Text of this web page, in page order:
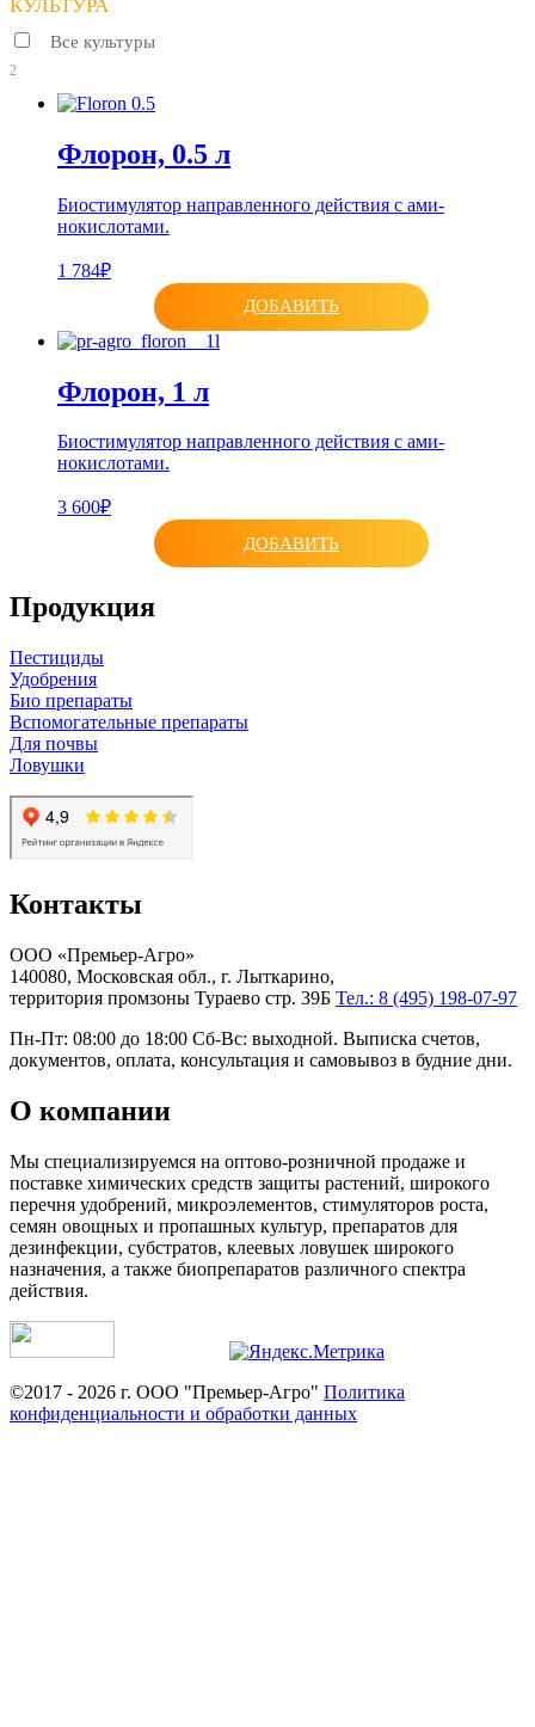
КУЛЬТУРА
Все культуры
2
Флорон, 0.5 л
Биостимулятор направленного действия с ами­
нокислотами.
1 784₽
ДОБАВИТЬ
Флорон, 1 л
Биостимулятор направленного действия с ами­
нокислотами.
3 600₽
ДОБАВИТЬ
Продукция
Пестициды
Удобрения
Био препараты
Вспомогательные препараты
Для почвы
Ловушки
Контакты
ООО «Премьер-Агро»
140080, Московская обл., г. Лыткарино,
территория промзоны Тураево стр. 39Б Тел.: 8 (495) 198-07-97
Пн-Пт: 08:00 до 18:00 Сб-Вс: выходной. Выписка счетов,
документов, оплата, консультация и самовывоз в будние дни.
О компании
Мы специализируемся на оптово-розничной продаже и
поставке химических средств защиты растений, широкого
перечня удобрений, микроэлементов, стимуляторов роста,
семян овощных и пропашных культур, препаратов для
дезинфекции, субстратов, клеевых ловушек широкого
назначения, а также биопрепаратов различного спектра
действия.
©2017 - 2026 г. ООО "Премьер-Агро" Политика
конфиденциальности и обработки данных